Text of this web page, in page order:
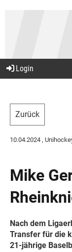
Login
Zurück
10.04.2024 ,
Mike
Nach dem
Transfer für die
21-jährige